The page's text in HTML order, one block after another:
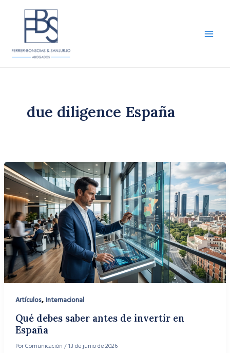
contenido
due diligence España
Artículos, Internacional
Qué debes saber antes de invertir en
España
PorComunicación /13 de junio de 2026